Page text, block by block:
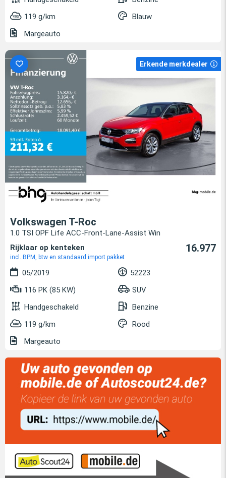
119 g/km
Blauw
Margeauto
Erkende merkdealer
Volkswagen T-Roc
1.0 TSI OPF Life ACC-Front-Lane-Assist Win
Rijklaar op kenteken
incl. BPM, btw en standaard import pakket
16.977
05/2019
52223
116 PK (85 KW)
SUV
Handgeschakeld
Benzine
119 g/km
Rood
Margeauto